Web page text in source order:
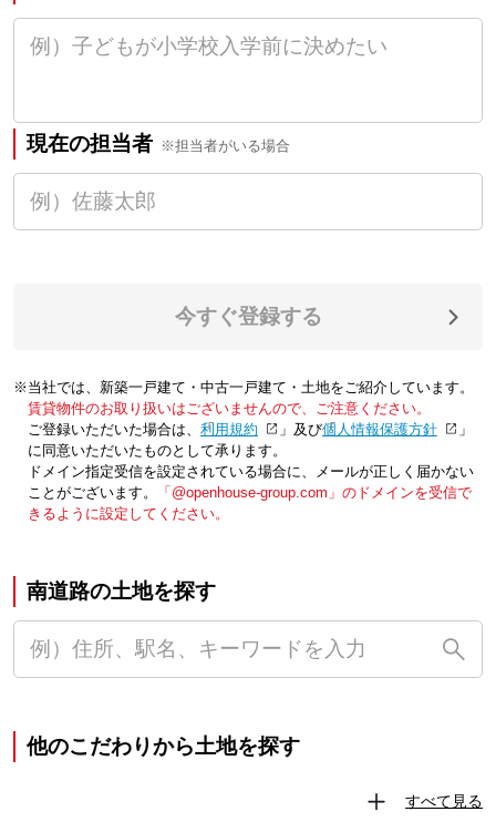
現在の担当者 ※担当者がいる場合
今すぐ登録する
※当社では、新築一戸建て・中古一戸建て・土地をご紹介しています。
賃貸物件のお取り扱いはございませんので、ご注意ください。
ご登録いただいた場合は、「利用規約 」及び「個人情報保護方針
」
に同意いただいたものとして承ります。
ドメイン指定受信を設定されている場合に、メールが正しく届かない
ことがございます。
「@openhouse-group.com」のドメインを受信で
きるように設定してください。
南道路の土地を探す
他のこだわりから土地を探す
すべて見る